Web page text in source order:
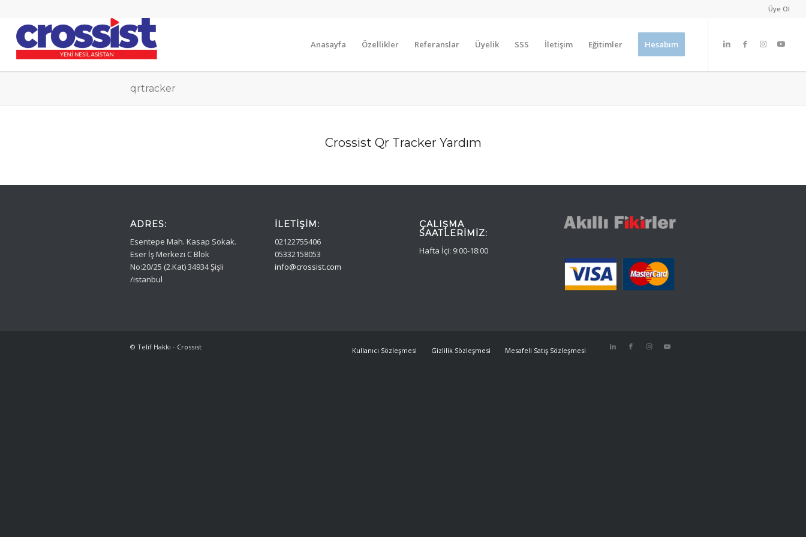
Üye Ol
Anasayfa Özellikler Referanslar Üyelik SSS İletişim Eğitimler Hesabım
qrtracker
Crossist Qr Tracker Yardım
ADRES:
Esentepe Mah. Kasap Sokak.
Eser İş Merkezi C Blok
No:20/25 (2.Kat) 34934 Şişli
/istanbul
İLETIŞIM:
02122755406
05332158053
info@crossist.com
ÇALIŞMA
SAATLERIMIZ:
Hafta İçi: 9:00-18:00
© Telif Hakkı - Crossist Kullanıcı Sözleşmesi Gizlilik Sözleşmesi Mesafeli Satış Sözleşmesi